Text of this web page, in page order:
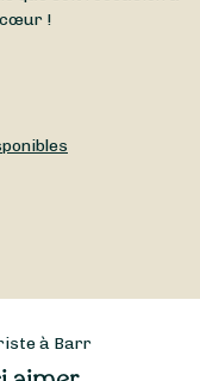
cœur !
à Barr